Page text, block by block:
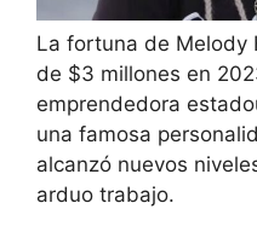
La fortuna de Melody
de $3 millones en
emprendedora
una famosa
alcanzó nuevos
arduo trabajo.